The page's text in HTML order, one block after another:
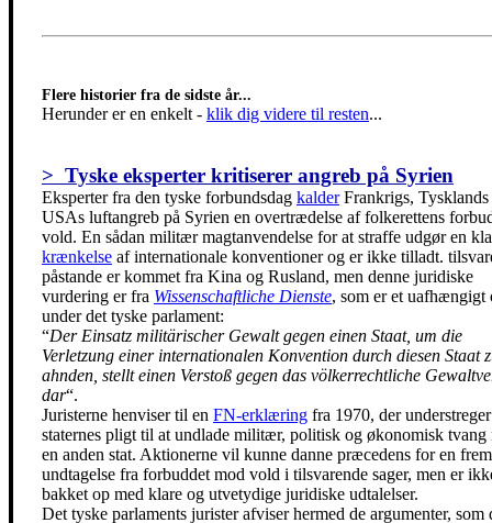
Flere historier fra de sidste år...
Herunder er en enkelt - klik dig videre til resten...
> Tyske eksperter kritiserer angreb på Syrien
Eksperter fra den tyske forbundsdag kalderFrankrigs, Tysklands
USAs luftangreb på Syrien en overtrædelse af folkerettens
vold. En sådan militær magtanvendelse for at straffe udgør en
krænkelse af internationale konventioner og er ikke tilladt.
påstande er kommet fra Kina og Rusland, men denne juridiske
vurdering er fra Wissenschaftliche Dienste, som er et uafhængigt
under det tyske parlament:
“Der Einsatz militärischer Gewalt gegen einen Staat, um die
Verletzung einer internationalen Konvention durch diesen Staat
ahnden, stellt einen Verstoß gegen das völkerrechtliche
dar“.
Juristerne henviser til en FN-erklæring fra 1970, der understreger
staternes pligt til at undlade militær, politisk og økonomisk tvang
en anden stat. Aktionerne vil kunne danne præcedens for en
undtagelse fra forbuddet mod vold i tilsvarende sager, men er
bakket op med klare og utvetydige juridiske udtalelser.
Det tyske parlaments jurister afviser hermed de argumenter, som